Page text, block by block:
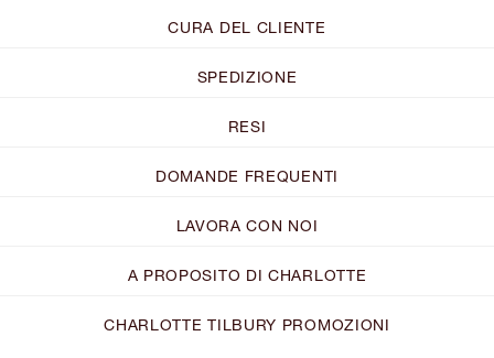
CURA DEL CLIENTE
SPEDIZIONE
RESI
DOMANDE FREQUENTI
LAVORA CON NOI
A PROPOSITO DI CHARLOTTE
CHARLOTTE TILBURY PROMOZIONI